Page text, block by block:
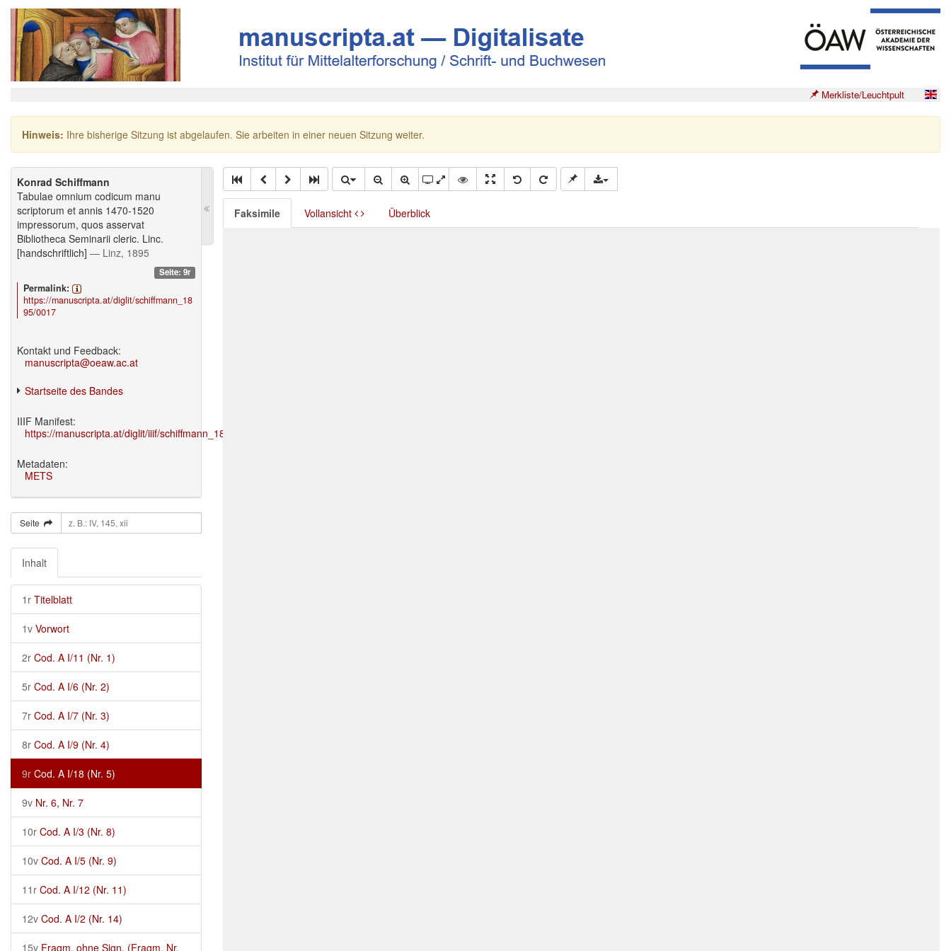
Merkliste/Leuchtpult
Hinweis: Ihre bisherige Sitzung ist abgelaufen. Sie arbeiten in einer neuen Sitzung weiter.
Konrad Schiffmann
Tabulae omnium codicum manu
scriptorum et annis 1470-1520
impressorum, quos asservat
Bibliotheca Seminarii cleric. Linc.
[handschriftlich] — Linz, 1895
Seite: 9r
Permalink:
https://manuscripta.at/diglit/schiffmann_18
95/0017
Kontakt und Feedback:
manuscripta@oeaw.ac.at
Startseite des Bandes
IIIF Manifest:
https://manuscripta.at/diglit/iiif/schiffmann_1895/manifest.json
Metadaten:
METS
Seite
Inhalt
1r Titelblatt
1v Vorwort
2r Cod. A I/11 (Nr. 1)
5r Cod. A I/6 (Nr. 2)
7r Cod. A I/7 (Nr. 3)
8r Cod. A I/9 (Nr. 4)
9r Cod. A I/18 (Nr. 5)
9v Nr. 6, Nr. 7
10r Cod. A I/3 (Nr. 8)
10v Cod. A I/5 (Nr. 9)
11r Cod. A I/12 (Nr. 11)
12v Cod. A I/2 (Nr. 14)
15v Fragm. ohne Sign. (Fragm. Nr.
Faksimile Vollansicht Überblick